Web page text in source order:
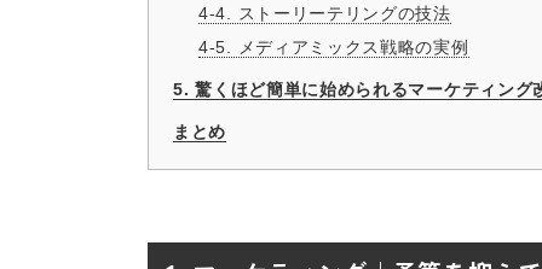
4-4. ストーリーテリングの技法
4-5. メディアミックス戦略の実例
5. 驚くほど簡単に始められるマーケティング
まとめ